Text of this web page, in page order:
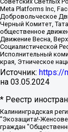
Meta Platforms Inc,
Добровольческое
Черный Комитет,
общественное
Движение Весна,
Социалистической
Исполнительный
края, Этническое
Источник: https://
на 03.05.2024
* Реестр
Калининградская региональная общественная организация "Экозащита!-Женсовет", Фонд содействия защите прав и свобод граждан "Общественный вердикт", Фонд "Институт Развития Свободы Информации", Частное учреждение "Информационное агентство МЕМО. РУ", Региональная общественная организация "Общественная комиссия по сохранению наследия академика Сахарова", Фонд поддержки свободы прессы, Санкт-Петербургская общественная правозащитная организация "Гражданский контроль", Межрегиональная общественная организация "Информационно-просветительский центр "Мемориал", Региональный Фонд "Центр Защиты Прав Средств Массовой Информации", с 05.12.2023 Фонд "Центр Защиты Прав Средств массовой информации", Региональная общественная благотворительная организация помощи беженцам и мигрантам "Гражданское содействие", Негосударственное образовательное учреждение дополнительного профессионального образования (повышение квалификации) специалистов "АКАДЕМИЯ ПО ПРАВАМ ЧЕЛОВЕКА", Свердловская региональная общественная организация "Сутяжник", Автономная некоммерческая организация "Центр независимых социологических исследований", Союз общественных объединений "Российский исследовательский центр по правам человека", Региональное общественное учреждение научно-информационный центр "МЕМОРИАЛ", Некоммерческая организация "Фонд защиты гласности", Автономная некоммерческая организация "Институт прав человека", Городская общественная организация "Екатеринбургское общество "МЕМОРИАЛ", Городская общественная организация "Рязанское историко-просветительское и правозащитное общество "Мемориал" (Рязанский Мемориал), Челябинский региональный орган общественной самодеятельности – женское общественное объединение "Женщины Евразии", Челябинский региональный орган общественной самодеятельности "Уральская правозащитная группа", Фонд содействия защите здоровья и социальной справедливости имени Андрея Рылькова, Автономная Некоммерческая Организация "Аналитический Центр Юрия Левады", Автономная некоммерческая организация социальной поддержки населения "Проект Апрель", Региональная общественная организация помощи женщинам и детям, находящимся в кризисной ситуации "Информационно-методический центр "Анна", Фонд содействия развитию массовых коммуникаций и правовому просвещению "Так-так-Так", Фонд содействия устойчивому развитию "Серебряная тайга", Свердловский региональный общественный фонд социальных проектов "Новое время", "Idel.Реалии", Кавказ.Реалии, Крым.Реалии, Телеканал Настоящее Время, Татаро-башкирская служба Радио Свобода (Azatliq Radiosi), Радио Свободная Европа/Радио Свобода (PCE/PC), "Сибирь.Реалии", "Фактограф", Благотворительный фонд помощи осужденным и их семьям, Автономная некоммерческая организация "Институт глобализации и социальных движений", Фонд "В защиту прав заключенных", Частное учреждение "Центр поддержки и содействия развитию средств массовой информации", Пензенский региональный общественный благотворительный фонд "Гражданский союз", "Север.Реалии", Некоммерческая организация Фонд "Правовая инициатива", Общество с ограниченной ответственностью "Радио Свободная Европа/Радио Свобода", Чешское информационное агентство "MEDIUM-ORIENT", Красноярская региональная общественная организация "Мы против СПИДа", Камалягин Денис Николаевич, Маркелов Сергей Евгеньевич, Пономарев Лев Александрович, Савицкая Людмила Алексеевна, Автономная некоммерческая организация "Центр по работе с проблемой насилия "НАСИЛИЮ.НЕТ", Межрегиональный профессиональный союз работников здравоохранения "Альянс врачей", Юридическое лицо, зарегистрированное в Латвийской Республике,